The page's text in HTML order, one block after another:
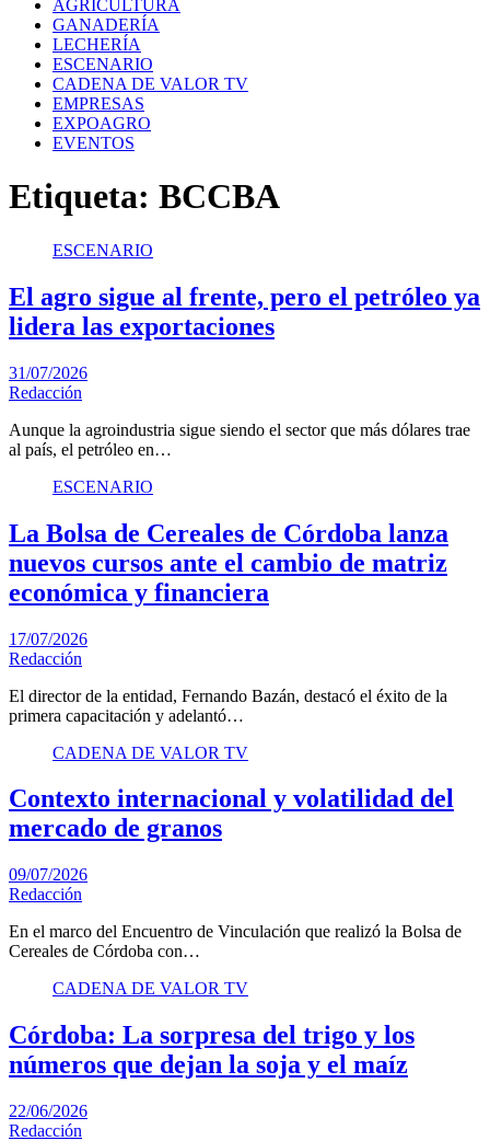
AGRICULTURA
GANADERÍA
LECHERÍA
ESCENARIO
CADENA DE VALOR TV
EMPRESAS
EXPOAGRO
EVENTOS
Etiqueta: BCCBA
ESCENARIO
El agro sigue al frente, pero el petróleo ya
lidera las exportaciones
31/07/2026
Redacción
Aunque la agroindustria sigue siendo el sector que más dólares trae
al país, el petróleo en…
ESCENARIO
La Bolsa de Cereales de Córdoba lanza
nuevos cursos ante el cambio de matriz
económica y financiera
17/07/2026
Redacción
El director de la entidad, Fernando Bazán, destacó el éxito de la
primera capacitación y adelantó…
CADENA DE VALOR TV
Contexto internacional y volatilidad del
mercado de granos
09/07/2026
Redacción
En el marco del Encuentro de Vinculación que realizó la Bolsa de
Cereales de Córdoba con…
CADENA DE VALOR TV
Córdoba: La sorpresa del trigo y los
números que dejan la soja y el maíz
22/06/2026
Redacción